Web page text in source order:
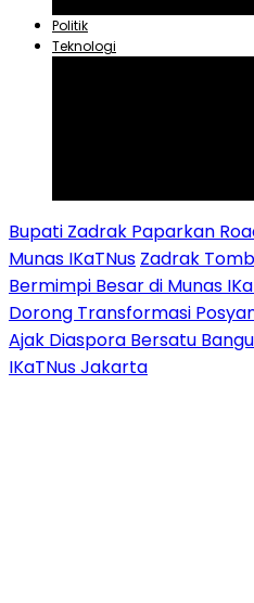
Politik
Teknologi
Bupati Zadrak Paparkan
Munas IKaTNus Zadrak
Bermimpi Besar di Munas
Dorong Transformasi
Ajak Diaspora Bersatu
IKaTNus Jakarta